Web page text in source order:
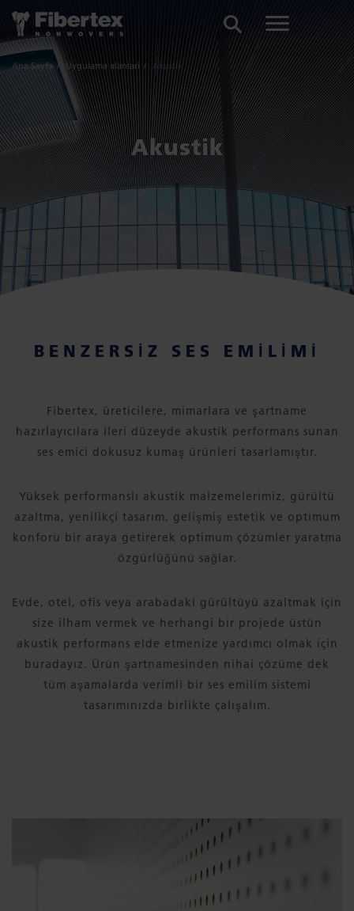
Ana Sayfa Uygulama alanlari Akustik
Akustik
BENZERSIZ SES EMILIMI
Fibertex, üreticilere, mimarlara ve şartname
hazırlayıcılara ileri düzeyde akustik performans sunan
ses emici dokusuz kumaş ürünleri tasarlamıştır.
Yüksek performanslı akustik malzemelerimiz, gürültü
azaltma, yenilikçi tasarım, gelişmiş estetik ve optimum
konforu bir araya getirerek optimum çözümler yaratma
özgürlüğünü sağlar.
Evde, otel, ofis veya arabadaki gürültüyü azaltmak için
size ilham vermek ve herhangi bir projede üstün
akustik performans elde etmenize yardımcı olmak için
buradayız. Ürün şartnamesinden nihai çözüme dek
tüm aşamalarda verimli bir ses emilim sistemi
tasarımınızda birlikte çalışalım.